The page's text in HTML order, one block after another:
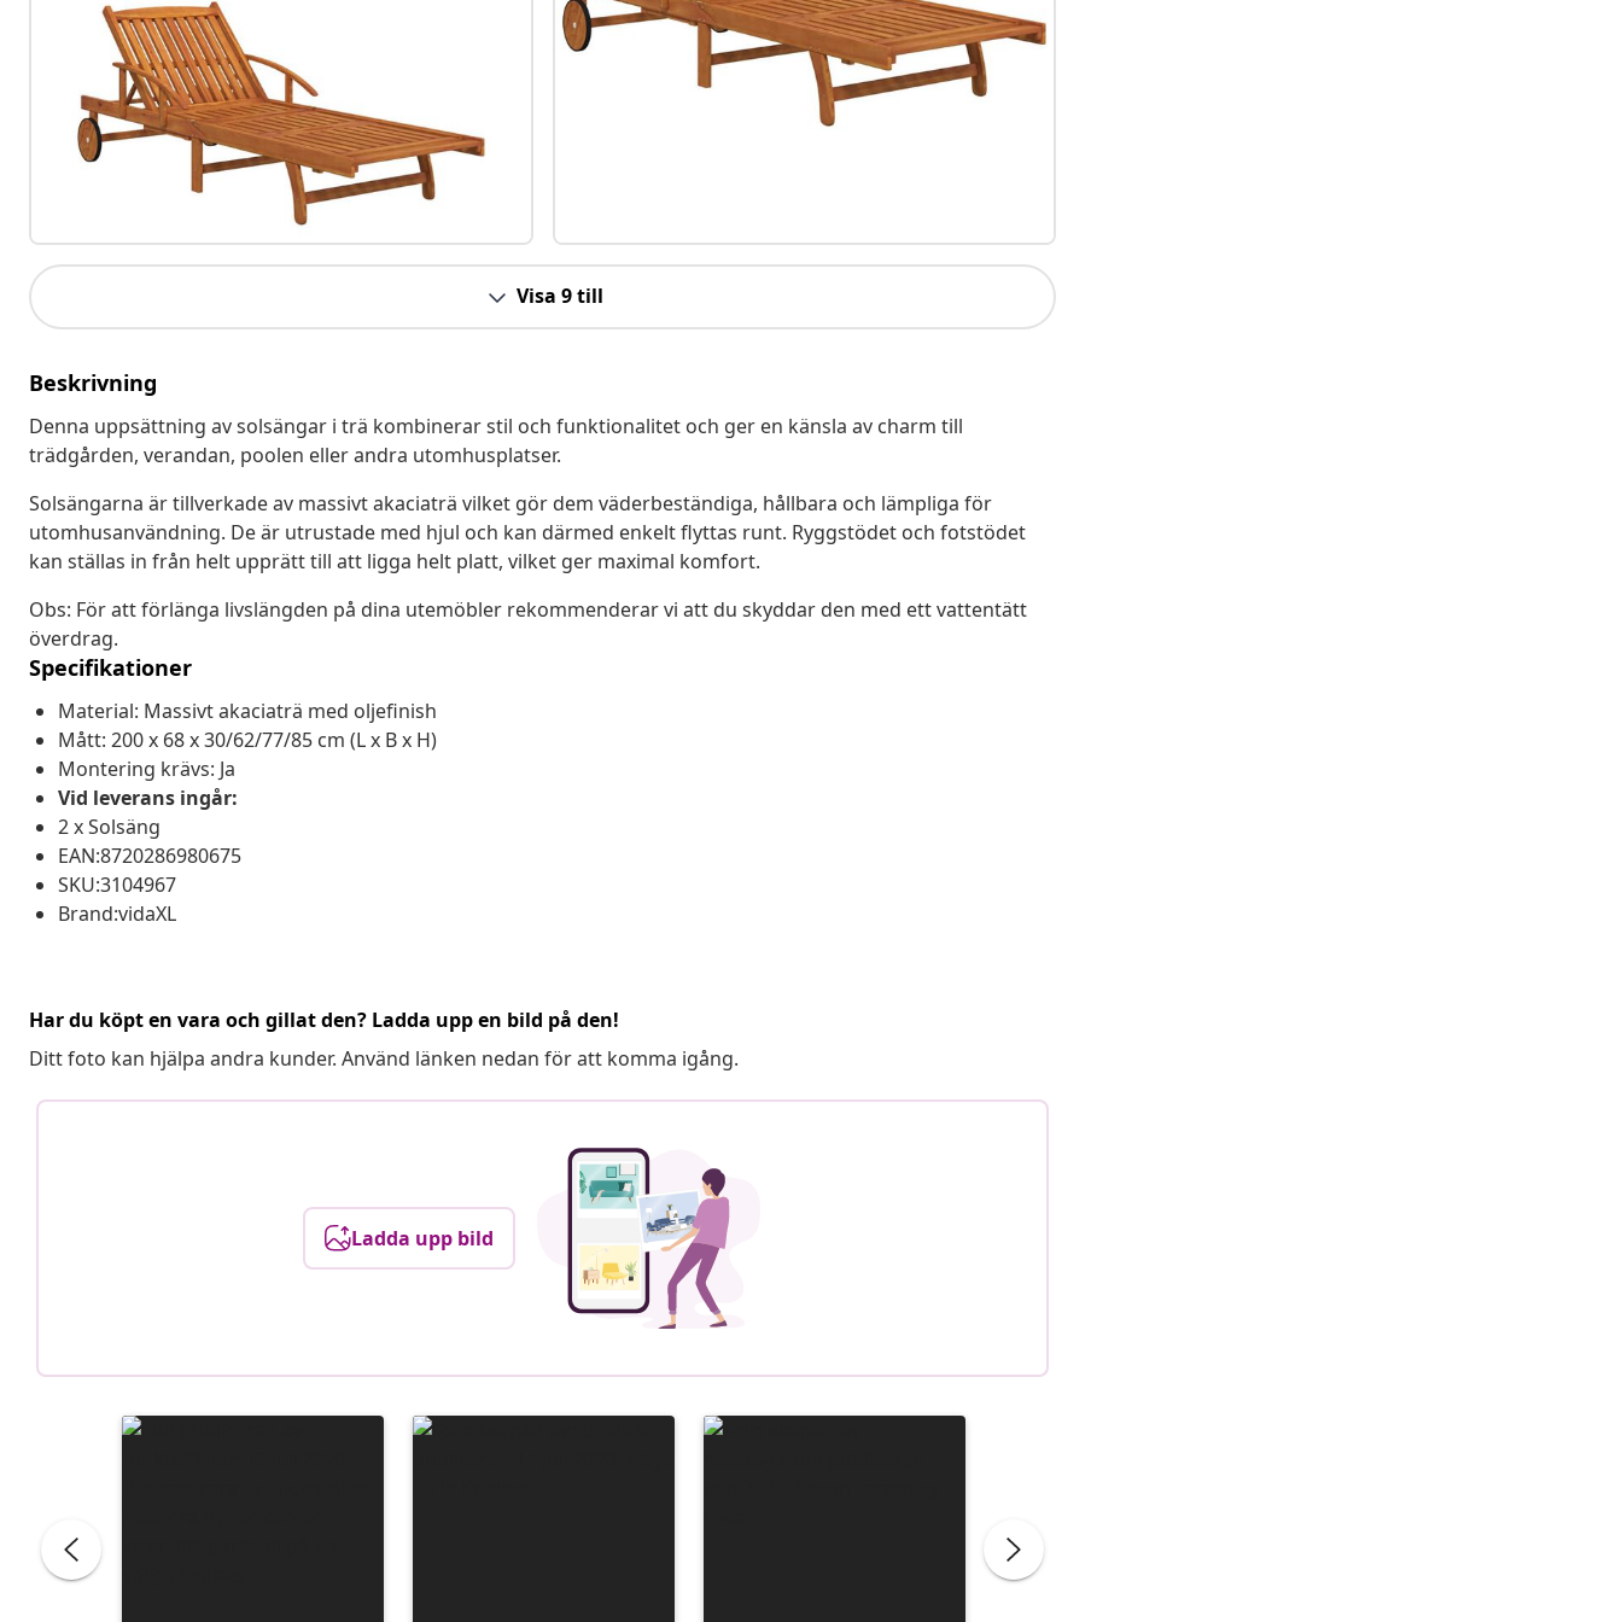
Visa 9 till
Beskrivning
Denna uppsättning av solsängar i trä kombinerar stil och funktionalitet och ger en känsla av charm till
trädgården, verandan, poolen eller andra utomhusplatser.
Solsängarna är tillverkade av massivt akaciaträ vilket gör dem väderbeständiga, hållbara och lämpliga för
utomhusanvändning. De är utrustade med hjul och kan därmed enkelt flyttas runt. Ryggstödet och fotstödet
kan ställas in från helt upprätt till att ligga helt platt, vilket ger maximal komfort.
Obs: För att förlänga livslängden på dina utemöbler rekommenderar vi att du skyddar den med ett vattentätt
överdrag.
Specifikationer
Material: Massivt akaciaträ med oljefinish
Mått: 200 x 68 x 30/62/77/85 cm (L x B x H)
Montering krävs: Ja
Vid leverans ingår:
2 x Solsäng
EAN:8720286980675
SKU:3104967
Brand:vidaXL
Har du köpt en vara och gillat den? Ladda upp en bild på den!
Ditt foto kan hjälpa andra kunder. Använd länken nedan för att komma igång.
Ladda upp bild